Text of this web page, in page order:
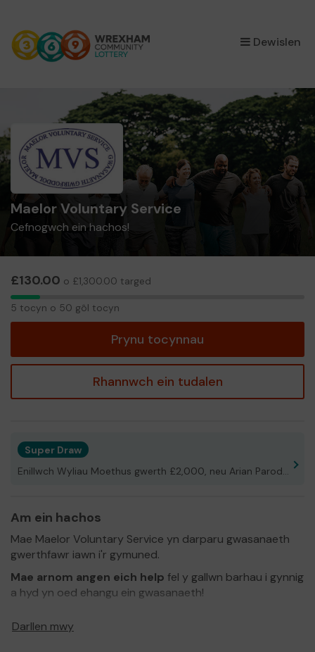
Dewislen
×
Maelor Voluntary Service
Cefnogwch ein hachos!
£130.00 o £1,300.00 targed
5
tocyn
5 tocyn o 50 gôl tocyn
Prynu tocynnau
Rhannwch ein tudalen
Super Draw
Am ein hachos
Mae Maelor Voluntary Service yn darparu gwasanaeth
gwerthfawr iawn i'r gymuned.
Mae arnom angen eich help fel y gallwn barhau i gynnig
a hyd yn oed ehangu ein gwasanaeth!
Darllen mwy